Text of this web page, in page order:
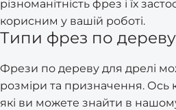
різноманітність фрез і їх
корисним у вашій роботі.
Типи фрез по
Фрези по дереву для дрелі
розміри та призначення. Ось
які ви можете знайти в